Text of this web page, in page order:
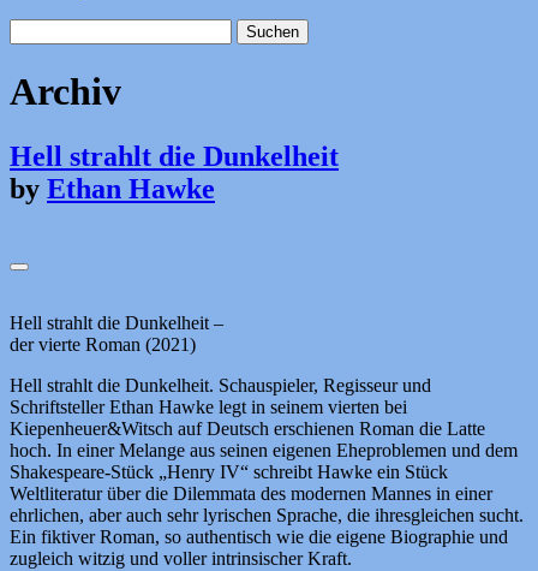
nach:
Archiv
Hell strahlt die Dunkelheit
by Ethan Hawke
Hell strahlt die Dunkelheit –
der vierte Roman (2021)
Hell strahlt die Dunkelheit. Schauspieler, Regisseur und
Schriftsteller Ethan Hawke legt in seinem vierten bei
Kiepenheuer&Witsch auf Deutsch erschienen Roman die Latte
hoch. In einer Melange aus seinen eigenen Eheproblemen und dem
Shakespeare-Stück „Henry IV“ schreibt Hawke ein Stück
Weltliteratur über die Dilemmata des modernen Mannes in einer
ehrlichen, aber auch sehr lyrischen Sprache, die ihresgleichen sucht.
Ein fiktiver Roman, so authentisch wie die eigene Biographie und
zugleich witzig und voller intrinsischer Kraft.